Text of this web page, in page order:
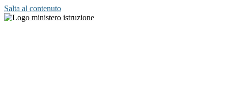
Salta al contenuto